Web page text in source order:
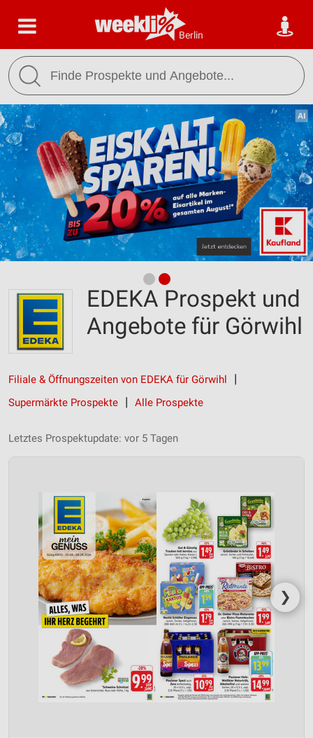
Berlin
EDEKA Prospekt und
Angebote für Görwihl
Filiale & Öffnungszeiten von EDEKA für Görwihl
Supermärkte Prospekte
Alle Prospekte
Letztes Prospektupdate: vor 5 Tagen
❯